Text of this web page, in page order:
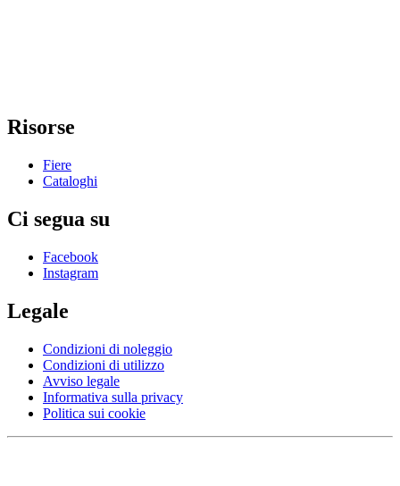
Risorse
Fiere
Cataloghi
Ci segua su
Facebook
Instagram
Legale
Condizioni di noleggio
Condizioni di utilizzo
Avviso legale
Informativa sulla privacy
Politica sui cookie